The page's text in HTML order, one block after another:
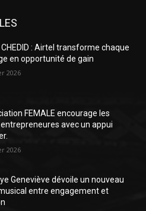
: Airtel transforme chaque
en opportunité de gain
2026
FEMALE encourage les
avec un appui
2026
Geneviève dévoile un nouveau
entre engagement et